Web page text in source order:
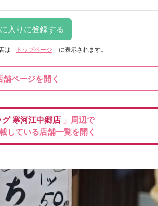
は 「 トップページ 」に表示されます。
舗ページを開く
グ寒河江中郷店 」周辺で
している店舗一覧を開く